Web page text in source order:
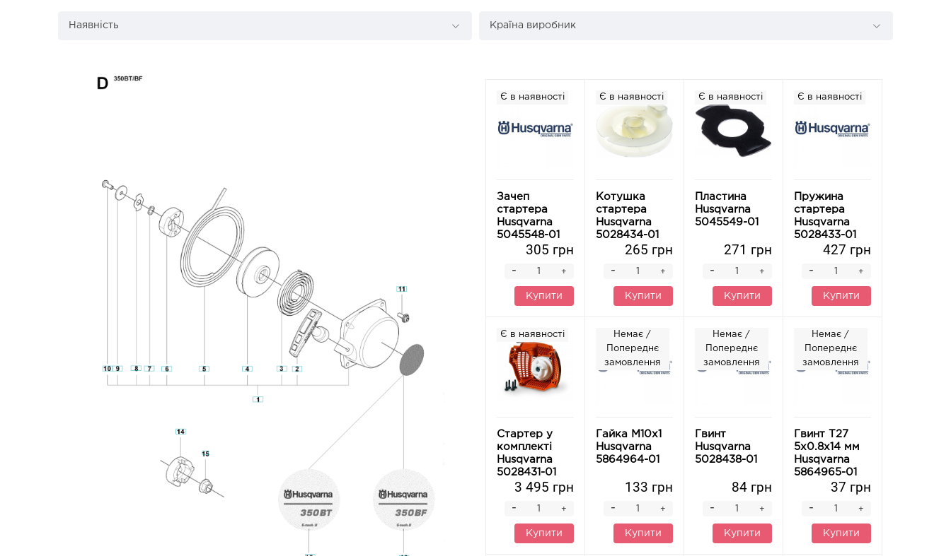
Наявність Країна виробник
Є в наявності
Зачеп
стартера
Husqvarna
5045548-01
305 грн
+
-
Купити
Є в наявності
Котушка
стартера
Husqvarna
5028434-01
265 грн
+
-
Купити
Є в наявності
Пластина
Husqvarna
5045549-01
271 грн
+
-
Купити
Є в наявності
Пружина
стартера
Husqvarna
5028433-01
427 грн
+
-
Купити
Є в наявності
Стартер у
комплекті
Husqvarna
5028431-01
3 495 грн
+
-
Купити
Немає /
Попереднє
замовлення
Гайка М10х1
Husqvarna
5864964-01
133 грн
+
-
Купити
Немає /
Попереднє
замовлення
Гвинт
Husqvarna
5028438-01
84 грн
+
-
Купити
Немає /
Попереднє
замовлення
Гвинт T27
5х0.8х14 мм
Husqvarna
5864965-01
37 грн
+
-
Купити